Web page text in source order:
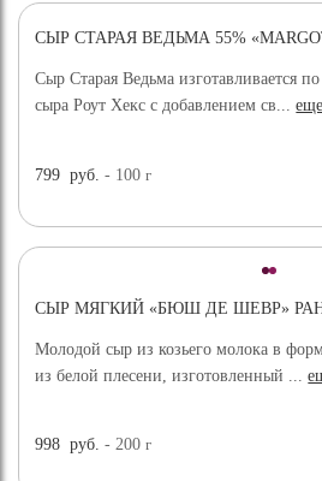
СЫР СТАРАЯ ВЕДЬМА 55%
Сыр Старая Ведьма изготавливается
сыра Роут Хекс с добавлением св...еще
799 руб. - 100г
СЫР МЯГКИЙ «БЮШ ДЕ ШЕВР»
Молодой сыр из козьего молока в
из белой плесени, изготовленный ...
998 руб. - 200г